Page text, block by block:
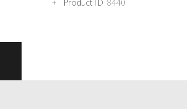
Product ID: 8440